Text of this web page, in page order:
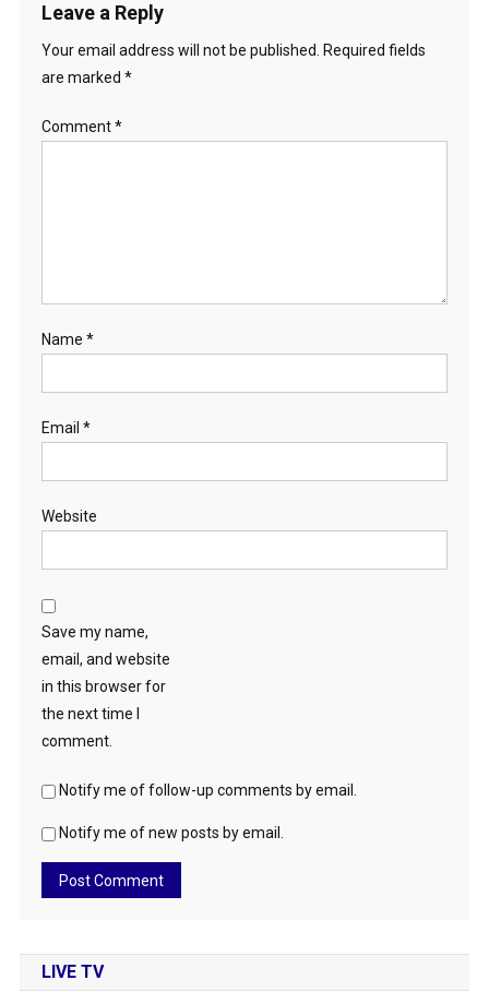
Leave a Reply
Your email address will not be published.
Required fields
are marked *
Comment*
Name *
Email *
Website
Save my name,
email, and website
in this browser for
the next time I
comment.
Notify me of follow-up comments by email.
Notify me of new posts by email.
LIVE TV